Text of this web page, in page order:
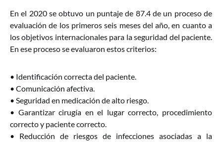
En el 2020 se obtuvo un puntaje de 87.4 de un proceso de
evaluación de los primeros seis meses del año, en cuanto a
los objetivos internacionales para la seguridad del paciente.
En ese proceso se evaluaron estos criterios:
• Identificación correcta del paciente.
• Comunicación afectiva.
• Seguridad en medicación de alto riesgo.
• Garantizar cirugía en el lugar correcto, procedimiento
correcto y paciente correcto.
• Reducción de riesgos de infecciones asociadas a la